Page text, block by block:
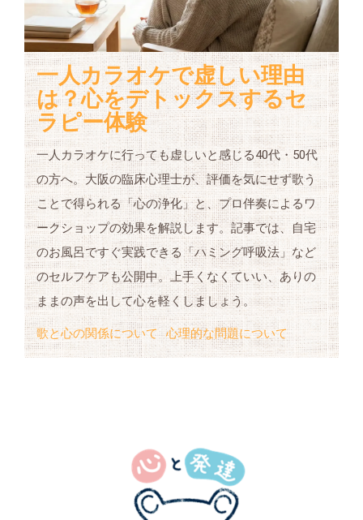
一人カラオケで虚しい理由
は？心をデトックスするセ
ラピー体験
一人カラオケに行っても虚しいと感じる40代・50代
の方へ。大阪の臨床心理士が、評価を気にせず歌う
ことで得られる「心の浄化」と、プロ伴奏によるワ
ークショップの効果を解説します。記事では、自宅
のお風呂ですぐ実践できる「ハミング呼吸法」など
のセルフケアも公開中。上手くなくていい、ありの
ままの声を出して心を軽くしましょう。
歌と心の関係について 心理的な問題について